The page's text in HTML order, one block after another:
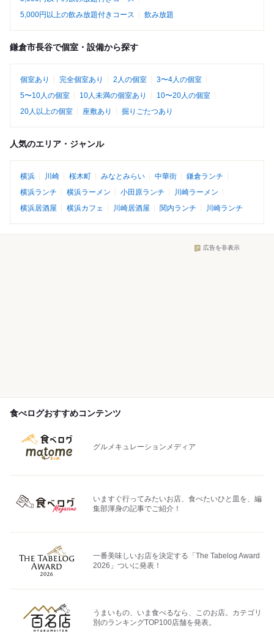
5,000円以上の飲み放題付きコース
飲み放題
鎌倉市長谷で個室・設備から探す
個室あり 完全個室あり 2人の個室
3〜4人の個室
5〜10人の個室
10人未満の個室あり
10〜20人の個室
20人以上の個室
座敷あり 掘りごたつあり
人気のエリア・ジャンル
横浜 川崎 桜木町 みなとみらい 中華街
鎌倉ランチ
横浜ランチ
横浜ラーメン 小田原ランチ
川崎ラーメン
横浜居酒屋
横浜カフェ 川崎居酒屋 関内ランチ 川崎ランチ
広告を非表示
食べログおすすめコンテンツ
グルメキュレーションメディア
いますぐ行ってみたいお店、食べたいひと皿を、編
集部渾身の記事でご紹介！
一番美味しいお店を決定する「The Tabelog Award
2026」ついに発表！
うまいもの、いま食べるなら、このお店。カテゴリ
別のランキングTOP100店舗を発表。